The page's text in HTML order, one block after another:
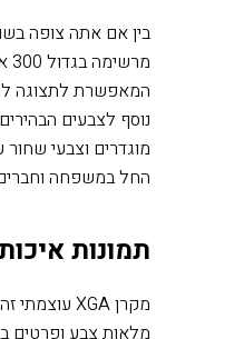
בין אם אתה צופה
המאפשרת לתצוגה
מוגדרים וצבעי
החל במשפחה
תמונות
מקרןXGA עוצמתי
מלאות צבע ופרטים